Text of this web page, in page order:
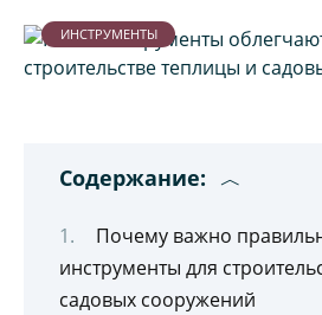
ИНСТРУМЕНТЫ
Содержание:
Почему важно
инструменты для
садовых сооружений